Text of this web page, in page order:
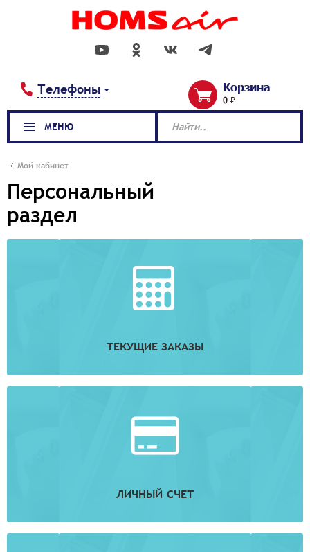
Телефоны Корзина
0 ₽
Мой кабинет
Персональный
раздел
ТЕКУЩИЕ ЗАКАЗЫ
ЛИЧНЫЙ СЧЕТ
МЕНЮ Найти..